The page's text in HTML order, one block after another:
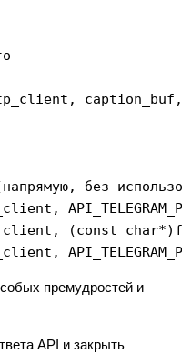
без
(const
премудростей и
API и закрыть